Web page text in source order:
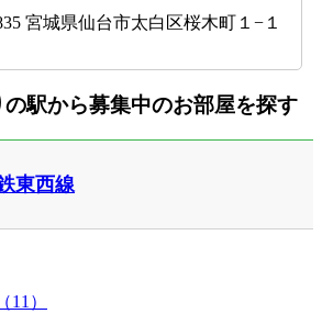
宮城県仙台市太白区桜木町１−１
駅から募集中のお部屋を探す
東西線
11）